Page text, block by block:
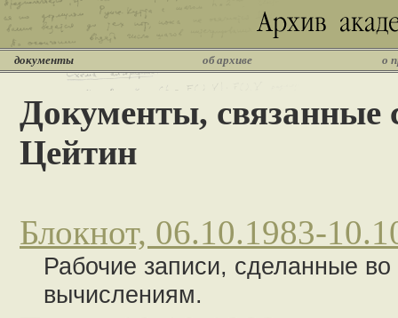
документы об архиве о
Документы, связанные
Цейтин
Блокнот, 06.10.1983-
Рабочие записи, сделанные
вычислениям.